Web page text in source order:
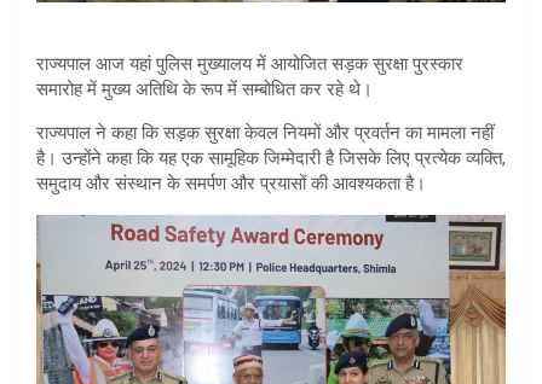
राज्यपाल आज यहां पुलिस मुख्यालय में आयोजित सड़क सुरक्षा पुरस्कार
समारोह में मुख्य अतिथि के रूप में सम्बोधित कर रहे थे।
राज्यपाल ने कहा कि सड़क सुरक्षा केवल नियमों और प्रवर्तन का मामला नहीं
है। उन्होंने कहा कि यह एक सामूहिक जिम्मेदारी है जिसके लिए प्रत्येक व्यक्ति,
समुदाय और संस्थान के समर्पण और प्रयासों की आवश्यकता है।